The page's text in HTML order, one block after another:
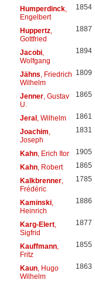
Humperdinck,
Engelbert
1854
Huppertz,
Gottfried
1887
Jacobi,
Wolfgang
1894
Jähns , Friedrich
Wilhelm
1809
Jenner, Gustav
U.
1865
Jeral, Wilhelm 1861
Joachim
Joseph
1831
Kahn, Erich Itor 1905
Kahn, Robert 1865
Kalkbrenner,
Frédéric
1785
Kaminski,
Heinrich
1886
Karg-Elert,
Sigfrid
1877
Kauffmann,
Fritz
1855
Kaun, Hugo
Wilhelm
1863